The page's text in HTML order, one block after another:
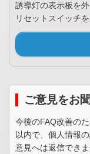
誘導灯の表示板を
リセットスイッチ
ご意見をお
今後のFAQ改善の
以内で、個人情報
意見へは返信でき